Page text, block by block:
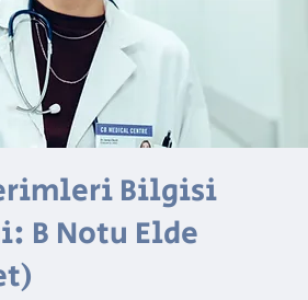
Bilgisi
B Notu Elde